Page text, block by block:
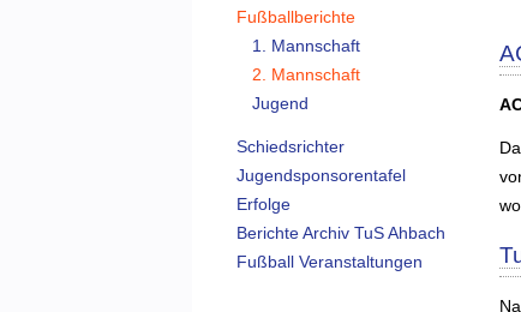
Fußballberichte
1. Mannschaft
2. Mannschaft
Jugend
Schiedsrichter
Jugendsponsorentafel
Erfolge
Berichte Archiv TuS Ahbach
Fußball Veranstaltungen